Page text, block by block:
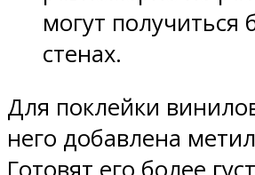
могут получиться
стенах.
Для поклейки
него добавлена